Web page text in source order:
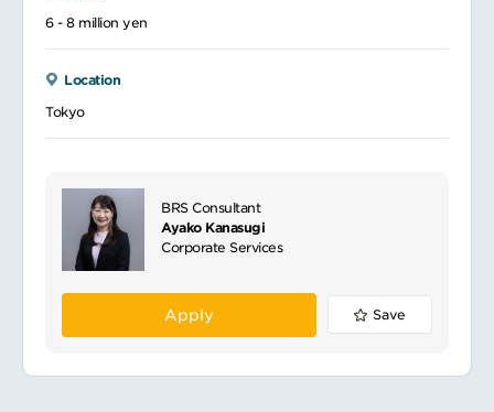
6 - 8 million yen
Location
Tokyo
BRS Consultant
Ayako Kanasugi
Corporate Services
Apply Save